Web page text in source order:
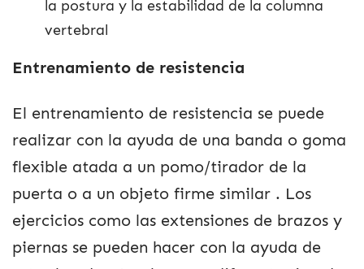
la postura y la estabilidad de la columna
vertebral
Entrenamiento de resistencia
El entrenamiento de resistencia se puede
realizar con la ayuda de una banda o goma
flexible atada a un pomo/tirador de la
puerta o a un objeto firme similar . Los
ejercicios como las extensiones de brazos y
piernas se pueden hacer con la ayuda de